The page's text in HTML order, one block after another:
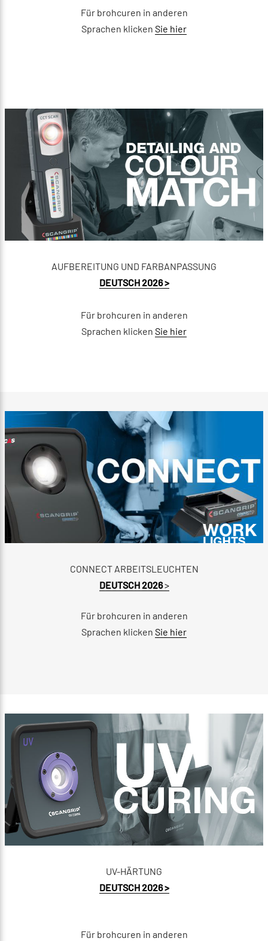
Für brohcuren in anderen
Sprachen klicken Sie hier
AUFBEREITUNG UND FARBANPASSUNG
DEUTSCH 2026 >
Für brohcuren in anderen
Sprachen klicken Sie hier
CONNECT ARBEITSLEUCHTEN
DEUTSCH 2026>
Für brohcuren in anderen
Sprachen klicken Sie hier
UV-HÄRTUNG
DEUTSCH 2026 >
Für brohcuren in anderen